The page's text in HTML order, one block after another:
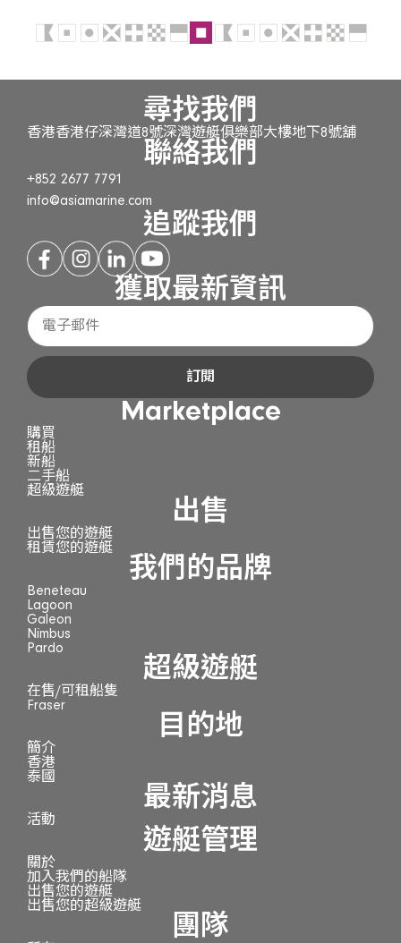
尋找我們
香港香港仔深灣道8號深灣遊艇俱樂部大樓地下8號舖
聯絡我們
+852 2677 7791
info@asiamarine.com
追蹤我們
獲取最新資訊
訂閱
Marketplace
購買
租船
新船
二手船
超級遊艇
出售
出售您的遊艇
租賃您的遊艇
我們的品牌
Beneteau
Lagoon
Galeon
Nimbus
Pardo
超級遊艇
在售/可租船隻
Fraser
目的地
簡介
香港
泰國
最新消息
活動
遊艇管理
關於
加入我們的船隊
出售您的遊艇
出售您的超級遊艇
團隊